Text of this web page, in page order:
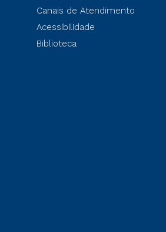
Canais de Atendimento
Acessibilidade
Biblioteca